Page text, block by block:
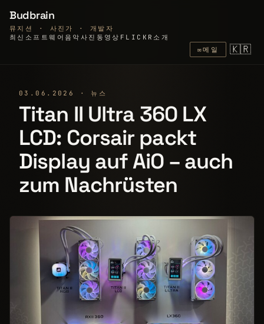
Budbrain
뮤지션 · 사진가 · 개발자
최신 소프트웨어 음악 사진 동영상 FLICKR 소개
✉메일 🇰🇷
03.06.2026 · 뉴스
Titan II Ultra 360 LX
LCD: Corsair packt
Display auf AiO – auch
zum Nachrüsten